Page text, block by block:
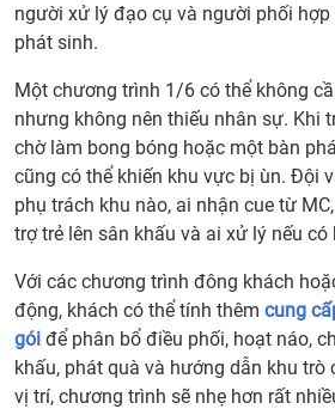
người xử lý đạo cụ và người phối
phát sinh.
Một chương trình 1/6 có thể không
nhưng không nên thiếu nhân sự. Khi
chờ làm bong bóng hoặc một bàn
cũng có thể khiến khu vực bị ùn. Đội
phụ trách khu nào, ai nhận cue từ
trợ trẻ lên sân khấu và ai xử lý nếu có
Với các chương trình đông khách
động, khách có thể tính thêm cung
gói để phân bổ điều phối, hoạt náo,
khấu, phát quà và hướng dẫn khu trò
vị trí, chương trình sẽ nhẹ hơn rất